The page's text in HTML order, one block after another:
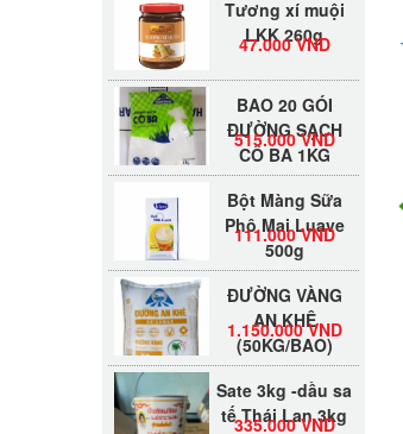
LKK 260g
47.000 VND
BAO 20 GÓI
ĐƯỜNG SẠCH
CÔ BA 1KG
515.000 VND
Phô Mai Luave
500g
111.000 VND
ĐƯỜNG VÀNG
AN KHÊ
(50KG/BAO)
1.150.000 VND
tế Thái Lan 3kg
335.000 VND